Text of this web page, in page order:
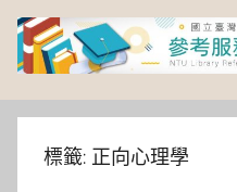
Skip
content
臺
灣
標籤: 正向心理學